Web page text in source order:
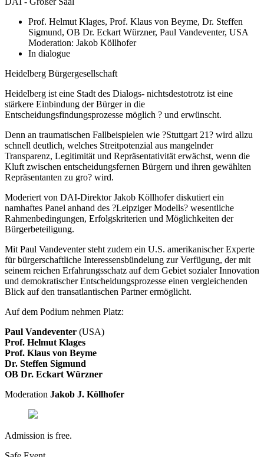
Prof. Helmut Klages, Prof. Klaus von Beyme, Dr. Steffen
Sigmund, OB Dr. Eckart Würzner, Paul Vandeventer, USA
Moderation: Jakob Köllhofer
In dialogue
Heidelberg Bürgergesellschaft
Heidelberg ist eine Stadt des Dialogs- nichtsdestotrotz ist eine
stärkere Einbindung der Bürger in die
Entscheidungsfindungsprozesse möglich ? und erwünscht.
Denn an traumatischen Fallbeispielen wie ?Stuttgart 21? wird allzu
schnell deutlich, welches Streitpotenzial aus mangelnder
Transparenz, Legitimität und Repräsentativität erwächst, wenn die
Kluft zwischen entscheidungsfernen Bürgern und ihren gewählten
Repräsentanten zu gro? wird.
Moderiert von DAI-Direktor Jakob Köllhofer diskutiert ein
namhaftes Panel anhand des ?Leipziger Modells? wesentliche
Rahmenbedingungen, Erfolgskriterien und Möglichkeiten der
Bürgerbeteiligung.
Mit Paul Vandeventer steht zudem ein U.S. amerikanischer Experte
für bürgerschaftliche Interessensbündelung zur Verfügung, der mit
seinem reichen Erfahrungsschatz auf dem Gebiet sozialer Innovation
und demokratischer Entscheidungsprozesse einen vergleichenden
Blick auf den transatlantischen Partner ermöglicht.
Auf dem Podium nehmen Platz:
Paul Vandeventer (USA)
Prof. Helmut Klages
Prof. Klaus von Beyme
Dr. Steffen Sigmund
OB Dr. Eckart Würzner
Moderation Jakob J. Köllhofer
Admission is free.